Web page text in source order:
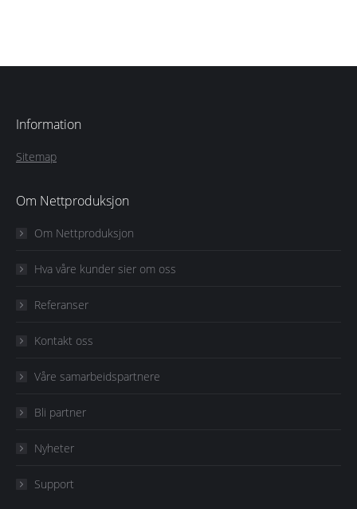
Information
Sitemap
Om Nettproduksjon
Om Nettproduksjon
Hva våre kunder sier om oss
Referanser
Kontakt oss
Våre samarbeidspartnere
Bli partner
Nyheter
Support